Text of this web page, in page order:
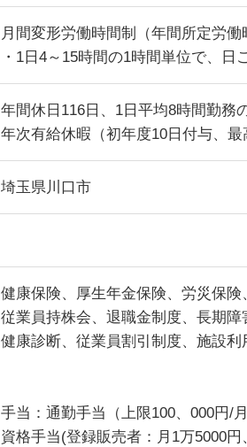
月間変形労働時間制（年間所定労働
・1日4～15時間の1時間単位で、日
年間休日116日、1日平均8時間勤務
年次有給休暇（初年度10日付与、
埼玉県川口市
健康保険、厚生年金保険、労災保険
従業員持株会、退職金制度、長期
健康診断、従業員割引制度、施設
手当：通勤手当（上限100、000円/
資格手当(登録販売者：月1万5000